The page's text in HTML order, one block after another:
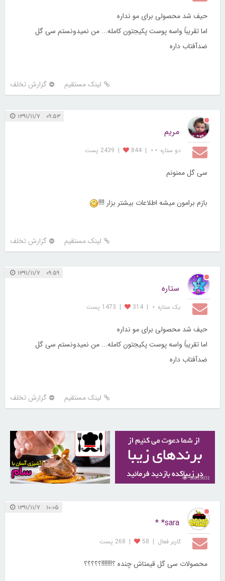
حیف شد محصولی برای مو نداره
اما تقریباً واسه پوست پکیجتون کامله... من نمیدونستم سی گل
ضدآفتاب داره
لینک مستقیم گزارش تخلف
۰۹:۵۳ ۱۳۹۱/۱۱/۷
مریم
دو ستاره ⋆⋆ |
844
| 2439 پست
سی گل ممنونم
بازم برامون میشه اطلاعات بیشتر بزار !!!!
لینک مستقیم گزارش تخلف
۰۹:۵۹ ۱۳۹۱/۱۱/۷
ستاره
یک ستاره ⋆ |
314
| 1473 پست
حیف شد محصولی برای مو نداره
اما تقریباً واسه پوست پکیجتون کامله... من نمیدونستم سی گل
ضدآفتاب داره
لینک مستقیم گزارش تخلف
30819031
30257899
۱۰:۰۵ ۱۳۹۱/۱۱/۷
sara* *
کاربر فعال |
58
| 268 پست
محصولات سی گل قیمتاش چنده ؟!!!!!!!؟؟؟؟؟